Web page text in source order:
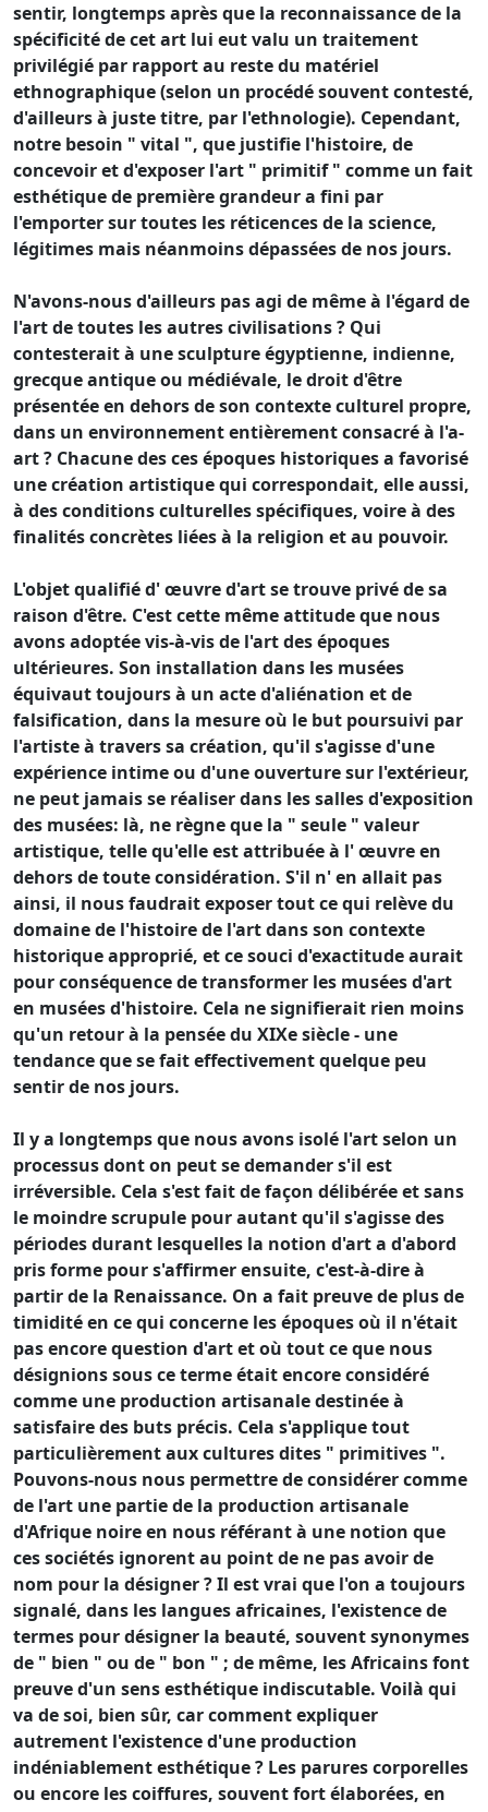
sentir, longtemps après que la reconnaissance de la
spécificité de cet art lui eut valu un traitement
privilégié par rapport au reste du matériel
ethnographique (selon un procédé souvent contesté,
d'ailleurs à juste titre, par l'ethnologie). Cependant,
notre besoin " vital ", que justifie l'histoire, de
concevoir et d'exposer l'art " primitif " comme un fait
esthétique de première grandeur a fini par
l'emporter sur toutes les réticences de la science,
légitimes mais néanmoins dépassées de nos jours.
N'avons-nous d'ailleurs pas agi de même à l'égard de
l'art de toutes les autres civilisations ? Qui
contesterait à une sculpture égyptienne, indienne,
grecque antique ou médiévale, le droit d'être
présentée en dehors de son contexte culturel propre,
dans un environnement entièrement consacré à l'a-
art ? Chacune des ces époques historiques a favorisé
une création artistique qui correspondait, elle aussi,
à des conditions culturelles spécifiques, voire à des
finalités concrètes liées à la religion et au pouvoir.
L'objet qualifié d' œuvre d'art se trouve privé de sa
raison d'être. C'est cette même attitude que nous
avons adoptée vis-à-vis de l'art des époques
ultérieures. Son installation dans les musées
équivaut toujours à un acte d'aliénation et de
falsification, dans la mesure où le but poursuivi par
l'artiste à travers sa création, qu'il s'agisse d'une
expérience intime ou d'une ouverture sur l'extérieur,
ne peut jamais se réaliser dans les salles d'exposition
des musées: là, ne règne que la " seule " valeur
artistique, telle qu'elle est attribuée à l' œuvre en
dehors de toute considération. S'il n' en allait pas
ainsi, il nous faudrait exposer tout ce qui relève du
domaine de l'histoire de l'art dans son contexte
historique approprié, et ce souci d'exactitude aurait
pour conséquence de transformer les musées d'art
en musées d'histoire. Cela ne signifierait rien moins
qu'un retour à la pensée du XIXe siècle - une
tendance que se fait effectivement quelque peu
sentir de nos jours.
Il y a longtemps que nous avons isolé l'art selon un
processus dont on peut se demander s'il est
irréversible. Cela s'est fait de façon délibérée et sans
le moindre scrupule pour autant qu'il s'agisse des
périodes durant lesquelles la notion d'art a d'abord
pris forme pour s'affirmer ensuite, c'est-à-dire à
partir de la Renaissance. On a fait preuve de plus de
timidité en ce qui concerne les époques où il n'était
pas encore question d'art et où tout ce que nous
désignions sous ce terme était encore considéré
comme une production artisanale destinée à
satisfaire des buts précis. Cela s'applique tout
particulièrement aux cultures dites " primitives ".
Pouvons-nous nous permettre de considérer comme
de l'art une partie de la production artisanale
d'Afrique noire en nous référant à une notion que
ces sociétés ignorent au point de ne pas avoir de
nom pour la désigner ? Il est vrai que l'on a toujours
signalé, dans les langues africaines, l'existence de
termes pour désigner la beauté, souvent synonymes
de " bien " ou de " bon " ; de même, les Africains font
preuve d'un sens esthétique indiscutable. Voilà qui
va de soi, bien sûr, car comment expliquer
autrement l'existence d'une production
indéniablement esthétique ? Les parures corporelles
ou encore les coiffures, souvent fort élaborées, en